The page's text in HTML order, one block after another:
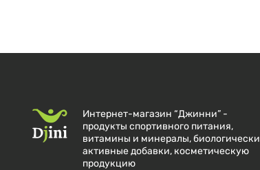
Интернет-магазин “Джинни” -
продукты спортивного питания,
витамины и минералы, биологически
активные добавки, косметическую
продукцию